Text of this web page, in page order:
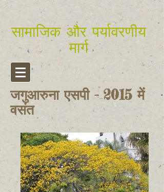
सामाजिक और पर्यावरणीय
मार्ग
जगुआरुना एसपी - 2015 में
वसंत